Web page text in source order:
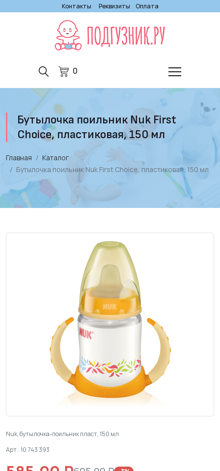
Контакты Реквизиты Оплата
0
Бутылочка поильник Nuk First
Choice, пластиковая, 150 мл
Главная
Каталог
Бутылочка поильник Nuk First Choice, пластиковая, 150 мл
Nuk, бутылочка-поильник пласт, 150 мл
Арт.: 10 743 393